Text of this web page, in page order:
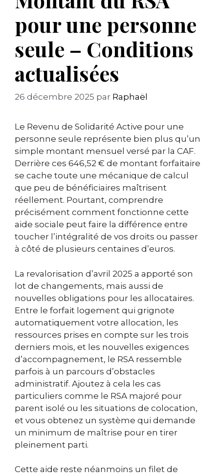
pour une personne
seule – Conditions
actualisées
26 décembre 2025 par Raphaël
Le Revenu de Solidarité Active pour une
personne seule représente bien plus qu’un
simple montant mensuel versé par la CAF.
Derrière ces 646,52 € de montant forfaitaire
se cache toute une mécanique de calcul
que peu de bénéficiaires maîtrisent
réellement. Pourtant, comprendre
précisément comment fonctionne cette
aide sociale peut faire la différence entre
toucher l’intégralité de vos droits ou passer
à côté de plusieurs centaines d’euros.
La revalorisation d’avril 2025 a apporté son
lot de changements, mais aussi de
nouvelles obligations pour les allocataires.
Entre le forfait logement qui grignote
automatiquement votre allocation, les
ressources prises en compte sur les trois
derniers mois, et les nouvelles exigences
d’accompagnement, le RSA ressemble
parfois à un parcours d’obstacles
administratif. Ajoutez à cela les cas
particuliers comme le RSA majoré pour
parent isolé ou les situations de colocation,
et vous obtenez un système qui demande
un minimum de maîtrise pour en tirer
pleinement parti.
Cette aide reste néanmoins un filet de